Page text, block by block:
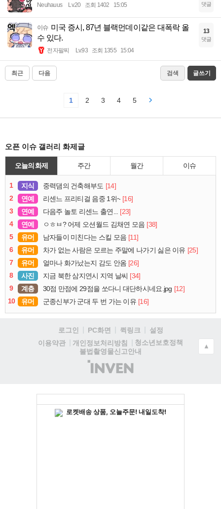
Neuhauus Lv.20 조회 1402 15:05 댓글
이슈 미국 증시, 87년 블랙먼데이같은 대폭락 올
수 있다.
전자팔찌 Lv.93 조회 1355 15:04
13
댓글
최근 다음 검색 글쓰기
1 2 3 4 5
오픈 이슈 갤러리 화제글
오늘의 화제 주간 월간 이슈
1 지식 중력댐의 건축해부도 [14]
2
연예 리센느 프리티걸 음중 1위~ [16]
3
연예 다음주 놀토 리센느 출연...
[23]
4
연예 ㅇㅎㅂ? 어제 오션월드 김채연 모음 [38]
5
유머 남자들이 미친다는 스킬 모음 [11]
6
유머 차가 없는 사람은 모르는 주말에 나가기 싫은 이유 [25]
7
유머 얼마나 화가났는지 감도 안옴 [26]
8
사진 지금 북한 삼지연시 지역 날씨 [34]
9
계층 30점 만점에 29점을 쏘다니 대단하시네요.jpg [12]
10
유머 군종신부가 군대 두 번 가는 이유 [16]
로그인 PC화면 퀵링크
설정
이용약관
개인정보처리방침
청소년보호정책
불법촬영물신고안내
(주)
인
▲